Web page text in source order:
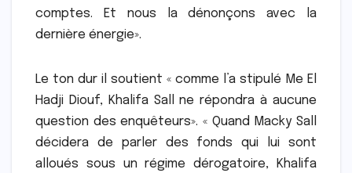
comptes. Et nous la dénonçons avec la
dernière énergie».
Le ton dur il soutient « comme l’a stipulé Me El
Hadji Diouf, Khalifa Sall ne répondra à aucune
question des enquêteurs». « Quand Macky Sall
décidera de parler des fonds qui lui sont
alloués sous un régime dérogatoire, Khalifa